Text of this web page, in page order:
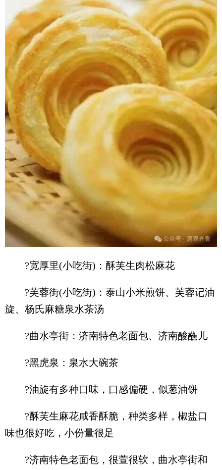
?宽厚里(小吃街)：酥芙生肉松麻花
?芙蓉街(小吃街)：泰山小米煎饼、芙蓉记油
旋、杨氏麻糖泉水茶汤
?曲水亭街：济南特色老面包、济南酸蘸儿
?黑虎泉：泉水大碗茶
?油旋有多种口味，口感偏硬，似葱油饼
?酥芙生麻花咸香酥脆，种类多样，椒盐口
味也很好吃，小份量很足
?济南特色老面包，很萱很软，曲水亭街和